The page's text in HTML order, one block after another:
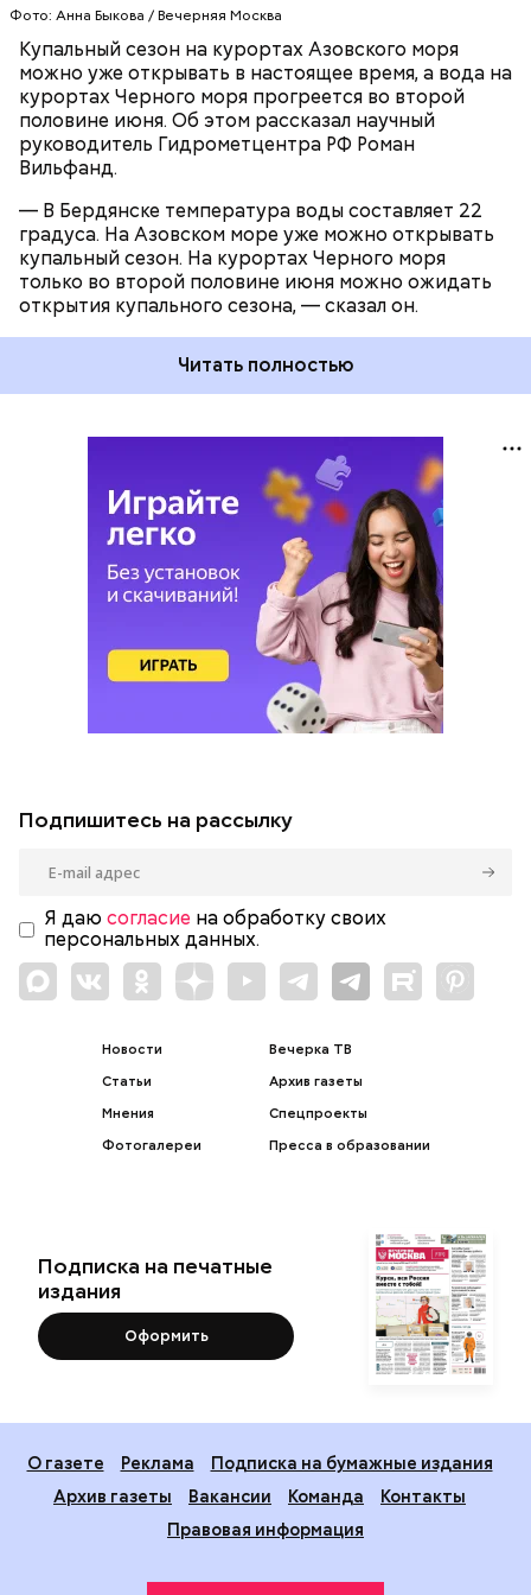
Фото: Анна Быкова / Вечерняя Москва
Купальный сезон на курортах Азовского моря
можно уже открывать в настоящее время, а вода на
курортах Черного моря прогреется во второй
половине июня. Об этом рассказал научный
руководитель Гидрометцентра РФ Роман
Вильфанд.
— В Бердянске температура воды составляет 22
градуса. На Азовском море уже можно открывать
купальный сезон. На курортах Черного моря
только во второй половине июня можно ожидать
открытия купального сезона, — сказал он.
Читать полностью
Подпишитесь на рассылку
Я даю согласие на обработку своих
персональных данных.
Новости
Статьи
Мнения
Фотогалереи
Вечерка ТВ
Архив газеты
Спецпроекты
Пресса в образовании
Подписка на печатные
издания
Оформить
О газете Реклама
Подписка на бумажные издания
Архив газеты
Вакансии Команда
Контакты
Правовая информация